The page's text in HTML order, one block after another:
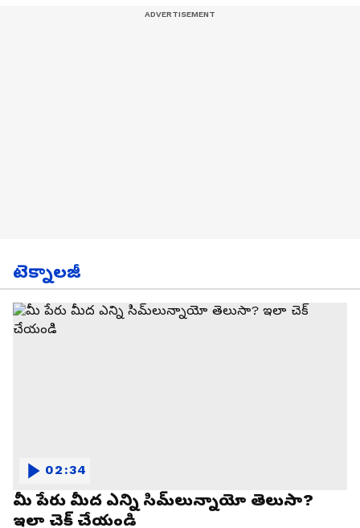
టెక్నాలజీ
మీ పేరు మీద ఎన్ని సిమ్‌లున్నాయో తెలుసా?
ఇలా చెక్ చేయండి
02:34